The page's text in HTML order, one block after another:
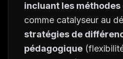
incluant les méthodes
comme catalyseur au
stratégies de
pédagogique